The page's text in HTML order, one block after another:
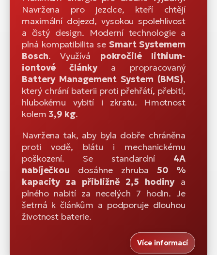
Navržena pro jezdce, kteří chtějí
maximální dojezd, vysokou spolehlivost
a čistý design. Moderní technologie a
plná kompatibilita se Smart Systemem
Bosch. Využívá pokročilé lithium-
iontové článkya propracovaný
Battery Management System (BMS),
který chrání baterii proti přehřátí, přebití,
hlubokému vybití i zkratu. Hmotnost
kolem 3,9 kg.
Navržena tak, aby byla dobře chráněna
proti vodě, blátu i mechanickému
poškození. Se standardní 4A
nabíječkou dosáhne zhruba 50 %
kapacity za přibližně 2,5 hodinya
plného nabití za necelých 7 hodin. Je
šetrná k článkům a podporuje dlouhou
životnost baterie.
Více informací